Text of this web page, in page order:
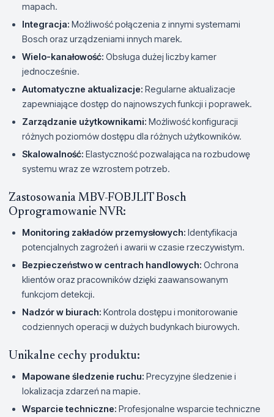
mapach.
Integracja: Możliwość połączenia z innymi systemami
Bosch oraz urządzeniami innych marek.
Wielo-kanałowość: Obsługa dużej liczby kamer
jednocześnie.
Automatyczne aktualizacje: Regularne aktualizacje
zapewniające dostęp do najnowszych funkcji i poprawek.
Zarządzanie użytkownikami: Możliwość konfiguracji
różnych poziomów dostępu dla różnych użytkowników.
Skalowalność: Elastyczność pozwalająca na rozbudowę
systemu wraz ze wzrostem potrzeb.
Zastosowania MBV-FOBJLIT Bosch
Oprogramowanie NVR:
Monitoring zakładów przemysłowych: Identyfikacja
potencjalnych zagrożeń i awarii w czasie rzeczywistym.
Bezpieczeństwo w centrach handlowych: Ochrona
klientów oraz pracowników dzięki zaawansowanym
funkcjom detekcji.
Nadzór w biurach: Kontrola dostępu i monitorowanie
codziennych operacji w dużych budynkach biurowych.
Unikalne cechy produktu:
Mapowane śledzenie ruchu: Precyzyjne śledzenie i
lokalizacja zdarzeń na mapie.
Wsparcie techniczne: Profesjonalne wsparcie techniczne